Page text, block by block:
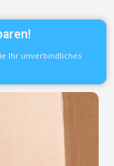
Ihr unverbindliches